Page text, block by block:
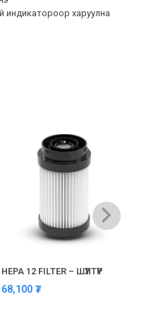
индикатороор харуулна
HEPA 12 FILTER – ШҮҮЛТҮҮР
68,100 ₮